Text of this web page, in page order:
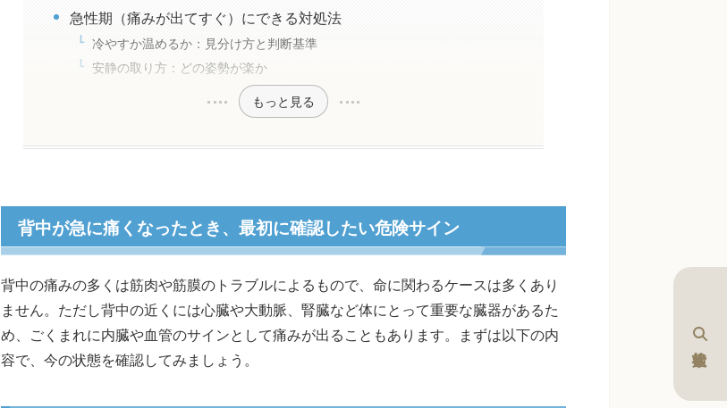
急性期（痛みが出てすぐ）にできる対処法
冷やすか温めるか：見分け方と判断基準
安静の取り方：どの姿勢が楽か
もっと見る
背中が急に痛くなったとき、最初に確認したい危険サイン
背中の痛みの多くは筋肉や筋膜のトラブルによるもので、命に関わるケースは多くあり
ません。ただし背中の近くには心臓や大動脈、腎臓など体にとって重要な臓器があるた
め、ごくまれに内臓や血管のサインとして痛みが出ることもあります。まずは以下の内
容で、今の状態を確認してみましょう。